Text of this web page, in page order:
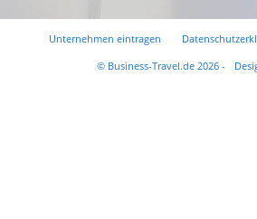
Unternehmen eintragen
© Business-Travel.de 2026 -